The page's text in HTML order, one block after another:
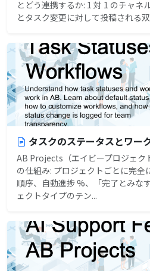
とどう連携するか: 1 対 1 のチャネ
とタスク変更に対して投稿される
タスクのステータスとワー
AB Projects（エイビープロジェク
の仕組み: プロジェクトごとに完全
順序、自動進捗 %、「完了とみな
ェクトタイプのテン...